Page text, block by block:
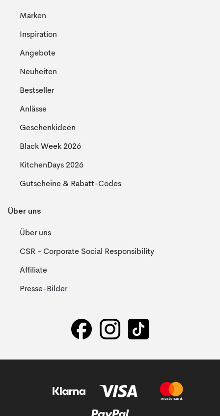
Marken
Inspiration
Angebote
Neuheiten
Bestseller
Anlässe
Geschenkideen
Black Week 2026
KitchenDays 2026
Gutscheine & Rabatt-Codes
Über uns
Über uns
CSR - Corporate Social Responsibility
Affiliate
Presse-Bilder